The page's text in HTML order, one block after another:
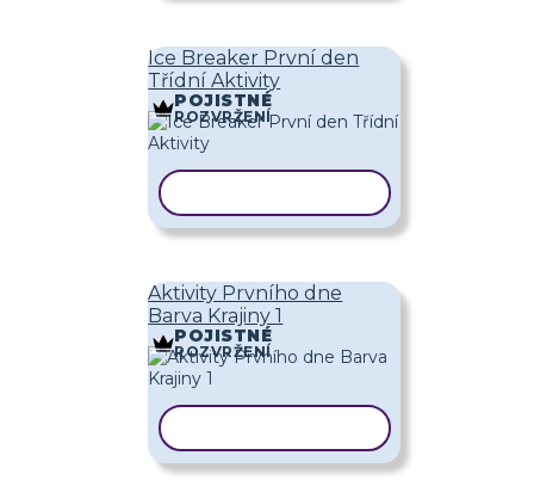
Ice Breaker První den
Třídní Aktivity
POJISTNÉ
ROZVRŽENÍ
Aktivity Prvního dne
Barva Krajiny 1
POJISTNÉ
ROZVRŽENÍ